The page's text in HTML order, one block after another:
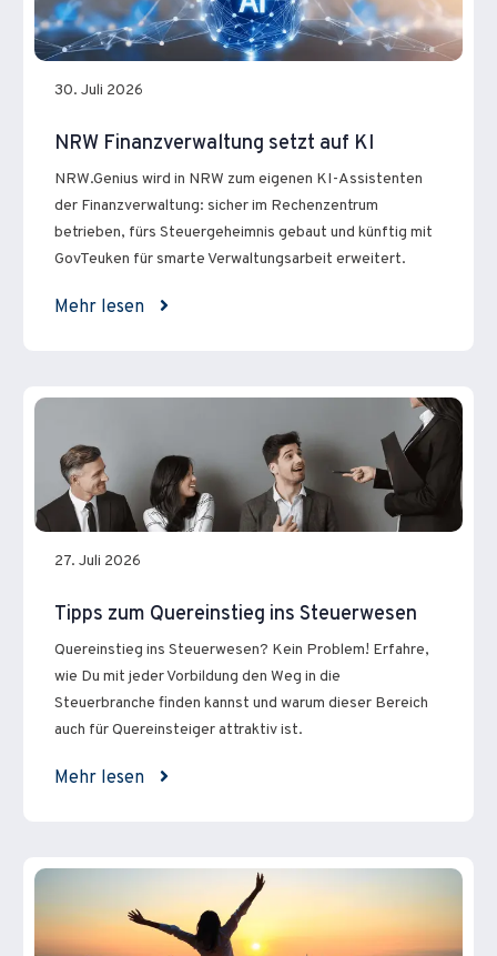
30. Juli 2026
NRW Finanzverwaltung setzt auf KI
NRW.Genius wird in NRW zum eigenen KI-Assistenten
der Finanzverwaltung: sicher im Rechenzentrum
betrieben, fürs Steuergeheimnis gebaut und künftig mit
GovTeuken für smarte Verwaltungsarbeit erweitert.
Mehr lesen
27. Juli 2026
Tipps zum Quereinstieg ins Steuerwesen
Quereinstieg ins Steuerwesen? Kein Problem! Erfahre,
wie Du mit jeder Vorbildung den Weg in die
Steuerbranche finden kannst und warum dieser Bereich
auch für Quereinsteiger attraktiv ist.
Mehr lesen